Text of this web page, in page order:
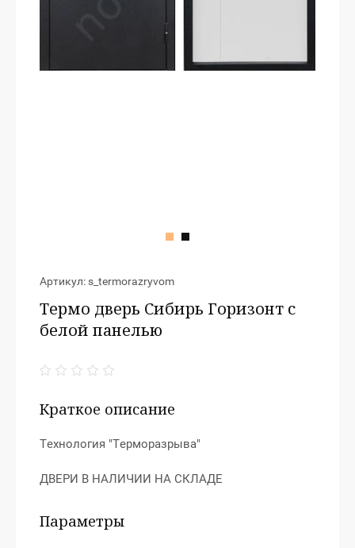
Артикул: s_termorazryvom
Термо дверь Сибирь Горизонт с
белой панелью
Краткое описание
Технология "Терморазрыва"
ДВЕРИ В НАЛИЧИИ НА СКЛАДЕ
Параметры